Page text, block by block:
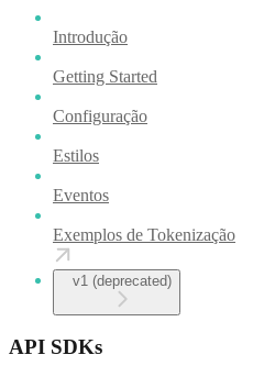
Introdução
Getting Started
Configuração
Estilos
Eventos
Exemplos de Tokenização
v1 (deprecated)
API SDKs